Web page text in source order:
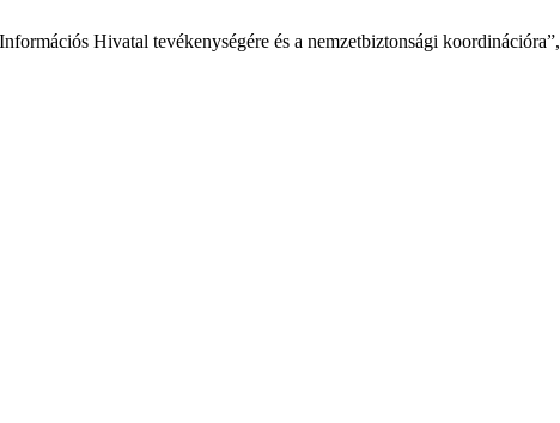
Hivatal tevékenységére és a nemzetbiztonsági koordinációra”,